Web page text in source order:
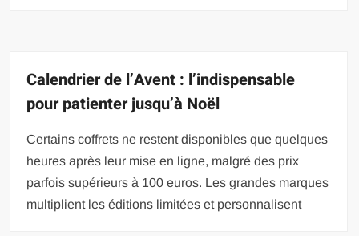
Calendrier de l’Avent : l’indispensable
pour patienter jusqu’à Noël
Certains coffrets ne restent disponibles que quelques
heures après leur mise en ligne, malgré des prix
parfois supérieurs à 100 euros. Les grandes marques
multiplient les éditions limitées et personnalisent